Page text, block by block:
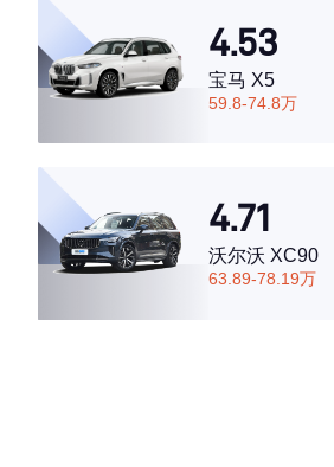
·空间表现一般，低于70%同级车
4.53
宝马 X5
59.8-74.8万
4.71
沃尔沃 XC90
63.89-78.19万